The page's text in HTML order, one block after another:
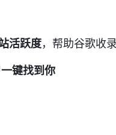
活跃度，帮助谷歌收
键找到你